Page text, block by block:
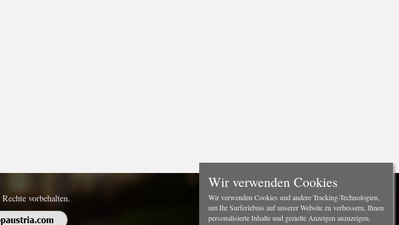
vorbehalten.
Wir verwenden Cookies
Wir verwenden Cookies und andere Tracking-Technologien,
um Ihr Surferlebnis auf unserer Website zu verbessern, Ihnen
personalisierte Inhalte und gezielte Anzeigen anzuzeigen,